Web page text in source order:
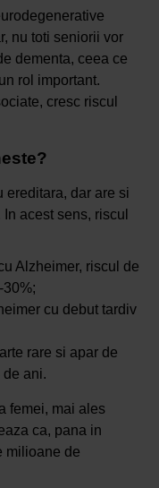
nu toti seniorii vor
dementa, ceea ce
rol important.
cresc riscul
ereditara, dar are si
acest sens, riscul
Alzheimer, riscul de
cu debut tardiv
rare si apar de
ani.
femei, mai ales
ca, pana in
milioane de